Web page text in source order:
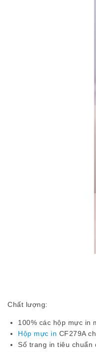
Chất lượng:
100% các hộp mực in
Hộp mực in CF279A
Số trang in tiêu chuẩn